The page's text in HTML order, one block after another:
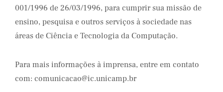
001/1996 de 26/03/1996, para cumprir sua missão de
ensino, pesquisa e outros serviços à sociedade nas
áreas de Ciência e Tecnologia da Computação.
Para mais informações à imprensa, entre em contato
com: comunicacao@ic.unicamp.br